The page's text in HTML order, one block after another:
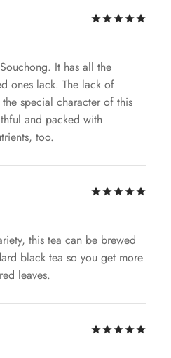
It has all the
ones lack. The lack of
special character of this
and packed with
too.
this tea can be brewed
black tea so you get more
leaves.